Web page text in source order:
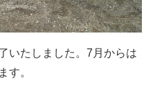
いたしました。7月からは
す。